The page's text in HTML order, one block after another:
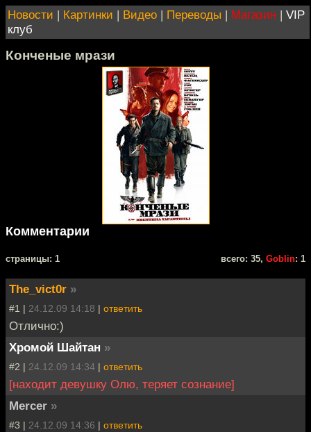
Новости | Картинки | Видео | Переводы | Магазин | VIP
клуб
Конченые мрази
Комментарии
cтраницы: 1 всего: 35, Goblin: 1
The_vict0r »
#1 | 24.12.09 14:18 | ответить
Отлично:)
Хромой Шайтан »
#2 | 24.12.09 14:34 | ответить
[находит девушку Олю, теряет сознание]
Mercer »
#3 | 24.12.09 14:36 | ответить